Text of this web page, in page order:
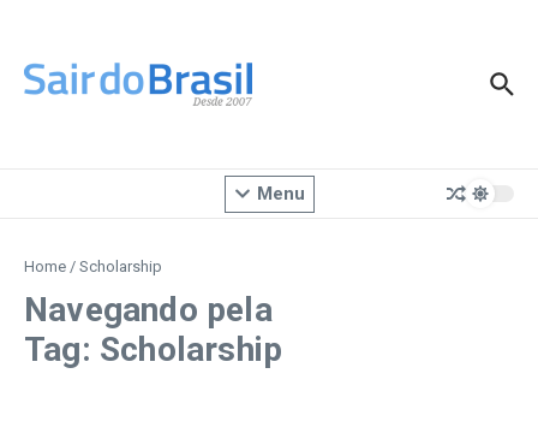
Menu
Home / Scholarship
Navegando pela
Tag: Scholarship